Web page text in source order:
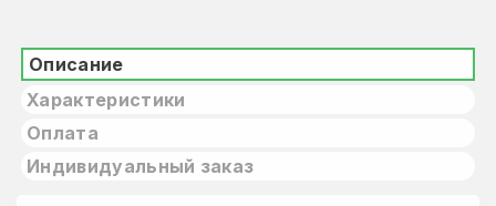
Описание
Характеристики
Оплата
Индивидуальный заказ